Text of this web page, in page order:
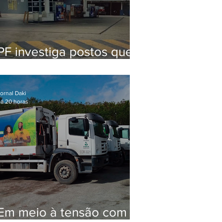
investiga postos que
de secretário
em 2020
meio à tensão com
Daki
20 horas